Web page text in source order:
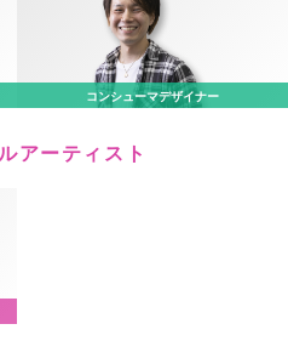
コンシューマデザイナー
アーティスト